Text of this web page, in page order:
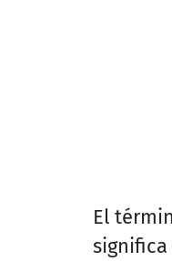
El
significa